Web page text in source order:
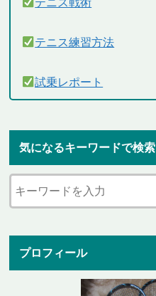
テニス練習方法
試乗レポート
気になるキーワードで検索
プロフィール